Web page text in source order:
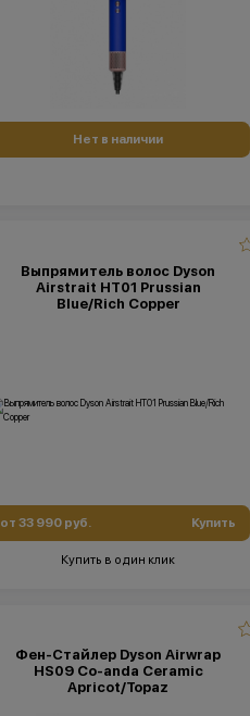
Нет в наличии
Выпрямитель волос Dyson
Airstrait HT01 Prussian
Blue/Rich Copper
от 33 990 руб. Купить
Купить в один клик
Фен-Стайлер Dyson Airwrap
HS09 Co-anda Ceramic
Apricot/Topaz